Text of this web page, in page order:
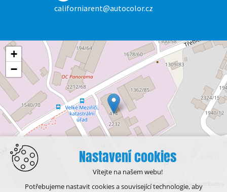
californiarent@autocolor.cz
+
−
Leaflet | © OpenStreetMap contributors
Nastavení cookies
Vítejte na našem webu!
Potřebujeme nastavit cookies a související technologie, aby